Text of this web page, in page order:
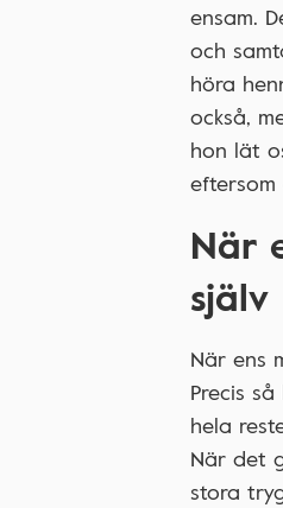
ensam.
och
höra
också,
hon lät
När
själv
När ens
Precis
hela
När det
stora